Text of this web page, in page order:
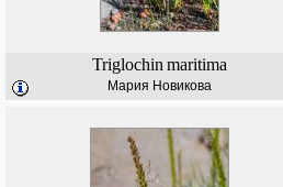
Triglochin maritima
Мария Новикова